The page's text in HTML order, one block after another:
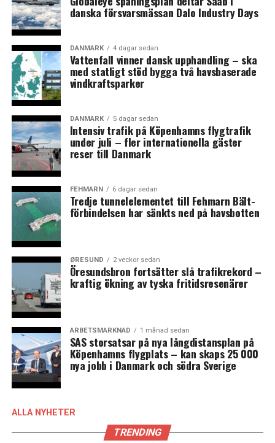
Universitet, Lunds universitet och
Øresundsinstituttet. Sedan 2015 fortsätter
utvecklingen av News Øresund inom
Øresundsinstituttet. Under 2019-2020 stärker News
Øresund den oberoende bevakningen av regionens life
science kluster genom Øresundsinstituttets medverkan
i Interregprojektet GC life science analysis initiative.
ØRESUNDSINSTITUTTETär ett oberoende dansk-
svenskt kunskapscentrum som genom analyser, fakta,
nätverksmöten och medieverksamhet bidrar till en ökad
kunskap om utvecklingen i Danmark och Sverige med
fokus på Öresundsregionen. Verksamheten drivs utan
vinstintresse med finansiering från mer än 100
medlemmar inom offentlighet och det privata
näringslivet i Danmark och Sverige.
Nyheterna från News Øresund får fritt återges under
förutsättning att News Øresund anges som källa.
Kontakta oss:redaktion (at) newsoresund.org
Mer information:
LÄS OCKSÅ:
Svenska bioteknikbolaget Alligator Bioscience hämtar
vd från Danmark
vaccinproduktion med Novo Nordisk Fonden
danska försvarsmässan Dalo Industry Days
DANMARK 4 dagar sedan
Vattenfall vinner dansk upphandling – ska
med statligt stöd bygga två havsbaserade
vindkraftsparker
DANMARK 5 dagar sedan
Intensiv trafik på Köpenhamns flygtrafik
under juli – fler internationella gäster
reser till Danmark
FEHMARN 6 dagar sedan
Tredje tunnelelementet till Fehmarn Bält-
förbindelsen har sänkts ned på havsbotten
ØRESUND 2 veckor sedan
Öresundsbron fortsätter slå trafikrekord –
kraftig ökning av tyska fritidsresenärer
ARBETSMARKNAD 1 månad sedan
SAS storsatsar på nya långdistansplan på
Köpenhamns flygplats – kan skaps 25 000
nya jobb i Danmark och södra Sverige
ALLA NYHETER
TRENDING